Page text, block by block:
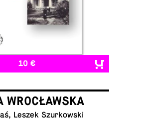
10 €
WROCŁAWSKA
Leszek Szurkowski